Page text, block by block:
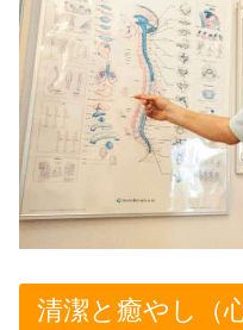
清潔と癒やし（